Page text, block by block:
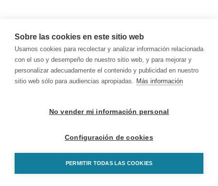
Sobre las cookies en este sitio web
Usamos cookies para recolectar y analizar información relacionada
con el uso y desempeño de nuestro sitio web, y para mejorar y
personalizar adecuadamente el contenido y publicidad en nuestro
sitio web sólo para audiencias apropiadas. Más información
No vender mi información personal
Configuración de cookies
PERMITIR TODAS LAS COOKIES